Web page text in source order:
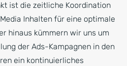
ist die zeitliche Koordination
Inhalten für eine optimale
hinaus kümmern wir uns um
der Ads-Kampagnen in den
ein kontinuierliches